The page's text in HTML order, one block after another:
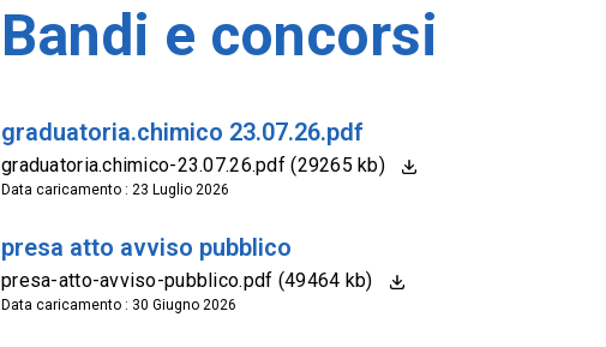
Bandi e concorsi
graduatoria.chimico 23.07.26.pdf
graduatoria.chimico-23.07.26.pdf (29265 kb)
Data caricamento : 23 Luglio 2026
presa atto avviso pubblico
presa-atto-avviso-pubblico.pdf (49464 kb)
Data caricamento : 30 Giugno 2026